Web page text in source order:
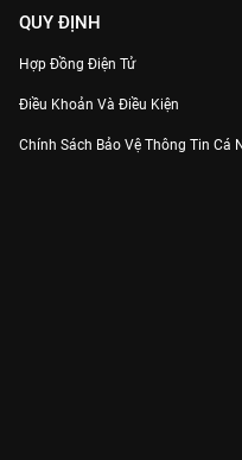
QUY ĐỊNH
Hợp Đồng Điện Tử
Điều Khoản Và Điều Kiện
Chính Sách Bảo Vệ Thông Tin Cá